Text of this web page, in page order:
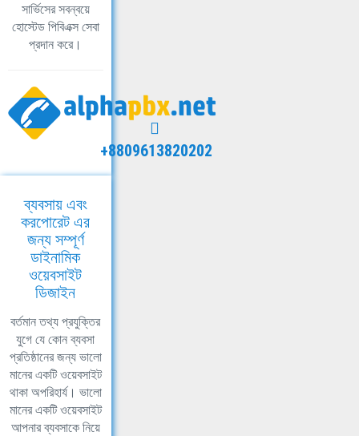
সার্ভিসের সবন্বয়ে
হোস্টেড পিবিএক্স সেবা
প্রদান করে।
+8809613820202
ব্যবসায় এবং
করপোরেট এর
জন্য সম্পূর্ণ
ডাইনামিক
ওয়েবসাইট
ডিজাইন
বর্তমান তথ্য প্রযুক্তির
যুগে যে কোন ব্যবসা
প্রতিষ্ঠানের জন্য ভালো
মানের একটি ওয়েবসাইট
থাকা অপরিহার্য। ভালো
মানের একটি ওয়েবসাইট
আপনার ব্যবসাকে নিয়ে